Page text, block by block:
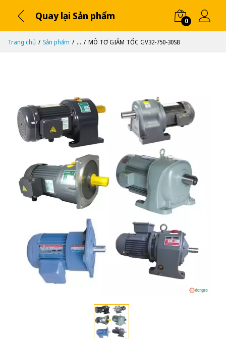
Quay lại Sản phẩm 0
Trang chủ Sản phẩm ... MÔ TƠ GIẢM TỐC GV32-750-30SB